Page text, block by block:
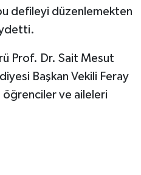
bu defileyi düzenlemekten
Prof. Dr. Sait Mesut
Başkan Vekili Feray
öğrenciler ve aileleri